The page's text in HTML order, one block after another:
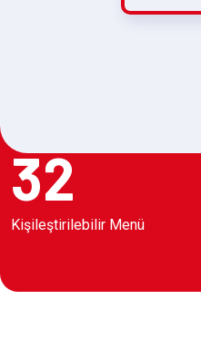
32
Kişileştirilebilir Menü